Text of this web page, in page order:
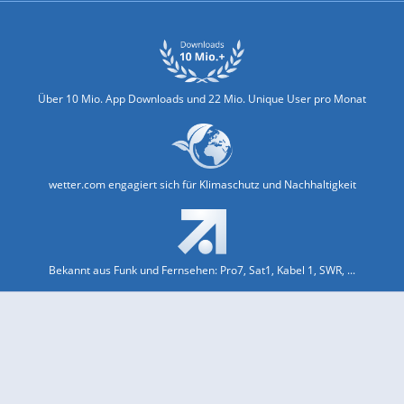
Über 10 Mio. App Downloads und 22 Mio. Unique User pro Monat
wetter.com engagiert sich für Klimaschutz und Nachhaltigkeit
Bekannt aus Funk und Fernsehen: Pro7, Sat1, Kabel 1, SWR, ...